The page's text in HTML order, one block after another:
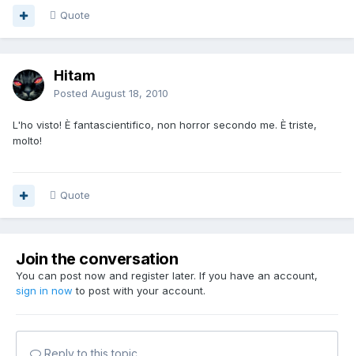
Quote
Hitam
Posted August 18, 2010
L'ho visto! È fantascientifico, non horror secondo me. È triste,
molto!
Quote
Join the conversation
You can post now and register later. If you have an account,
sign in now to post with your account.